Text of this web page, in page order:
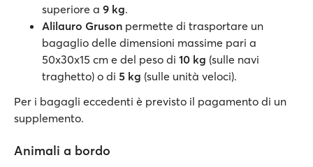
superiore a 9 kg.
Alilauro Gruson permette di trasportare un
bagaglio delle dimensioni massime pari a
50x30x15 cm e del peso di 10 kg (sulle navi
traghetto) o di 5 kg (sulle unità veloci).
Per i bagagli eccedenti è previsto il pagamento di un
supplemento.
Animali a bordo